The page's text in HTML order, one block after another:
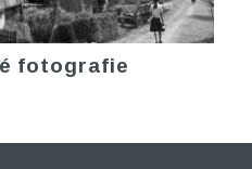
fotografie